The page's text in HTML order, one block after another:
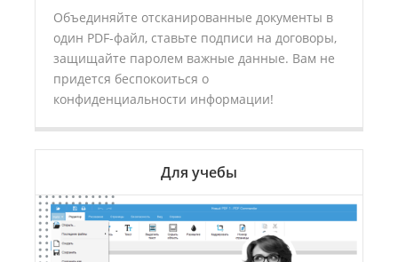
Объединяйте отсканированные документы в
один PDF-файл, ставьте подписи на договоры,
защищайте паролем важные данные. Вам не
придется беспокоиться о
конфиденциальности информации!
Для учебы